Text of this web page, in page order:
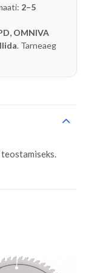
2–5
OMNIVA
. Tarneaeg